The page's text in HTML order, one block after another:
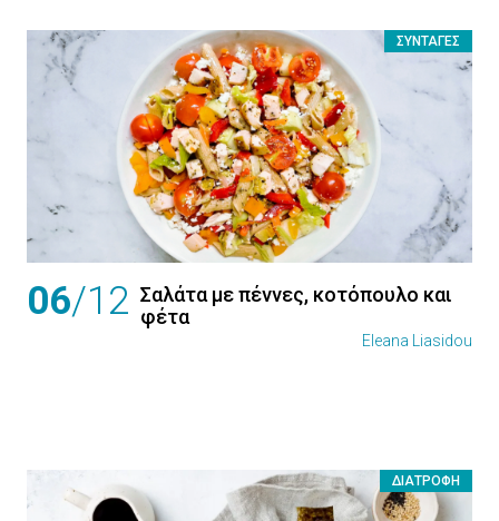
ΣΥΝΤΑΓΈΣ
06/12 Σαλάτα με πέννες, κοτόπουλο και
φέτα
Eleana Liasidou
ΔΙΑΤΡΟΦΉ